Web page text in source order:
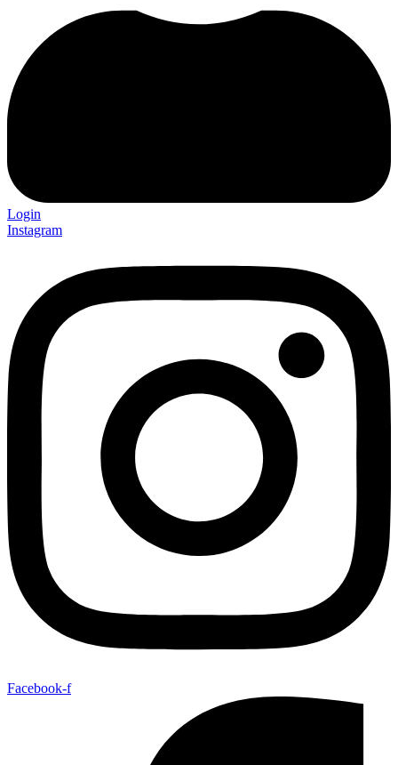
Login
Instagram
Facebook-f